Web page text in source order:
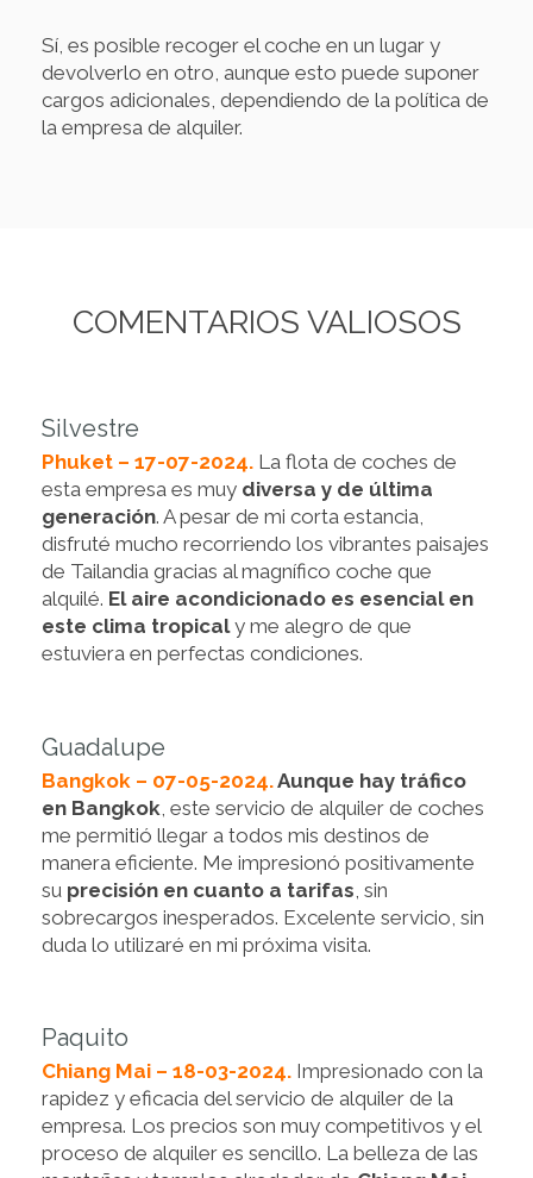
Sí, es posible recoger el coche en un lugar y
devolverlo en otro, aunque esto puede suponer
cargos adicionales, dependiendo de la política de
la empresa de alquiler.
COMENTARIOS VALIOSOS
Silvestre
Phuket – 17-07-2024. La flota de coches de
esta empresa es muy diversa y de última
generación. A pesar de mi corta estancia,
disfruté mucho recorriendo los vibrantes paisajes
de Tailandia gracias al magnífico coche que
alquilé. El aire acondicionado es esencial en
este clima tropicaly me alegro de que
estuviera en perfectas condiciones.
Guadalupe
Bangkok – 07-05-2024.Aunque hay tráfico
en Bangkok , este servicio de alquiler de coches
me permitió llegar a todos mis destinos de
manera eficiente. Me impresionó positivamente
su precisión en cuanto a tarifas , sin
sobrecargos inesperados. Excelente servicio, sin
duda lo utilizaré en mi próxima visita.
Paquito
Chiang Mai – 18-03-2024. Impresionado con la
rapidez y eficacia del servicio de alquiler de la
empresa. Los precios son muy competitivos y el
proceso de alquiler es sencillo. La belleza de las